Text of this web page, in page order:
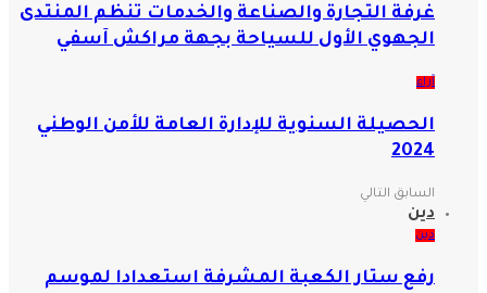
غرفة التجارة والصناعة والخدمات تنظم المنتدى
الجهوي الأول للسياحة بجهة مراكش آسفي
آراء
الحصيلة السنوية للإدارة العامة للأمن الوطني
2024
السابق التالي
دين
دين
رفع ستار الكعبة المشرفة استعدادا لموسم